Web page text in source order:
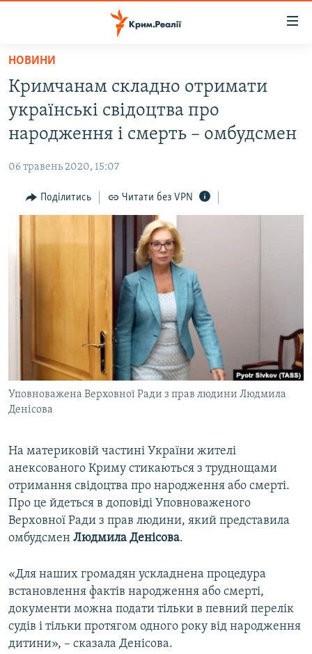
Перейти
основного
матеріалу
Перейти
до
основної
навігації
Перейти
ВОДА.КРИМ
ВІДЕО ТА ФОТО
БЛОГИ
ПОГЛЯД
ВСЕ ЗА ДЕНЬ
СПЕЦПРОЕКТИ
СВІДЧЕННЯ ОКУПАЦІЇ
УКРАЇНСЬКА ПРОБЛЕМА КРИМУ
ІНФОГРАФІКА
ЯК ОБІЙТИ БЛОКУВАННЯ
Qırımtatar
ДОЛУЧАЙСЯ!
Усі сайти RFE/RL
НОВИНИ
Кримчанам складно отримати
українські свідоцтва про
народження і смерть – омбудсмен
06 травень 2020, 15:07
Поділитись Читати без VPN
Уповноважена Верховної Ради з прав людини Людмила
Денісова
На материковій частині України жителі
анексованого Криму стикаються з труднощами
отримання свідоцтва про народження або смерті.
Про це йдеться в доповіді Уповноваженого
Верховної Ради з прав людини, який представила
омбудсмен Людмила Денісова.
«Для наших громадян ускладнена процедура
встановлення фактів народження або смерті,
документи можна подати тільки в певний перелік
судів і тільки протягом одного року від народження
дитини», – сказала Денісова.